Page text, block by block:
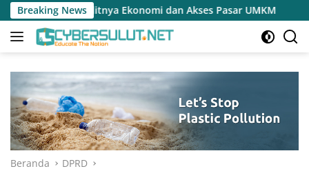
Langsung
ke
konten
Breaking News
dan Akses Pasar UMKM Terapkan Reses Realistis
Beranda DPRD